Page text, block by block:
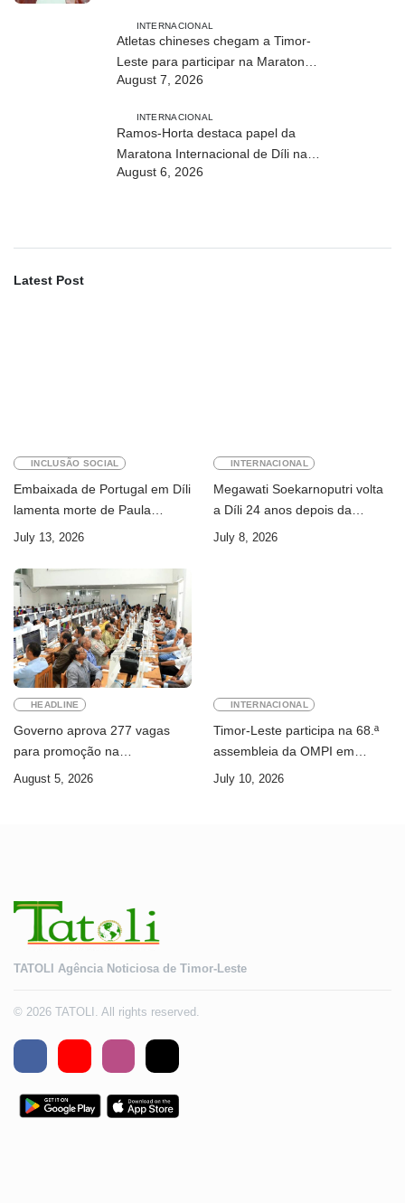
INTERNACIONAL
Atletas chineses chegam a Timor-
Leste para participar na Maratona
Internacional de Díli 2026
August 7, 2026
INTERNACIONAL
Ramos-Horta destaca papel da
Maratona Internacional de Díli na
mobilização da juventude
August 6, 2026
Latest Post
INCLUSÃO SOCIAL
Embaixada de Portugal em Díli
lamenta morte de Paula
Ferreira Pinto
July 13, 2026
INTERNACIONAL
Megawati Soekarnoputri volta
a Díli 24 anos depois da
primeira visita
July 8, 2026
HEADLINE
Governo aprova 277 vagas
para promoção na
Administração Pública
August 5, 2026
INTERNACIONAL
Timor-Leste participa na 68.ª
assembleia da OMPI em
Genebra
July 10, 2026
TATOLI Agência Noticiosa de Timor-Leste
© 2026 TATOLI. All rights reserved.